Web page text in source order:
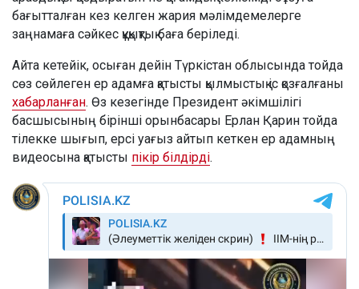
бағытталған кез келген жария мәлімдемелерге
заңнамаға сәйкес құқықтық баға беріледі.
Айта кетейік, осыған дейін Түркістан облысында тойда
сөз сөйлеген ер адамға қатысты қылмыстық іс қозғалғаны
хабарланған. Өз кезегінде Президент әкімшілігі
басшысының бірінші орынбасары Ерлан Қарин тойда
тілекке шығып, ерсі уағыз айтып кеткен ер адамның
видеосына қатысты пікір білдірді.